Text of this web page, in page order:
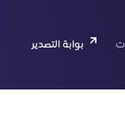
بوابة التصدير